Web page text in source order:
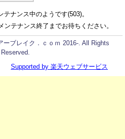
ナンス中のようです(503)。
テナンス終了までお待ちください。
ブレイク．ｃｏｍ 2016-. All Rights
Reserved.
Supported by 楽天ウェブサービス